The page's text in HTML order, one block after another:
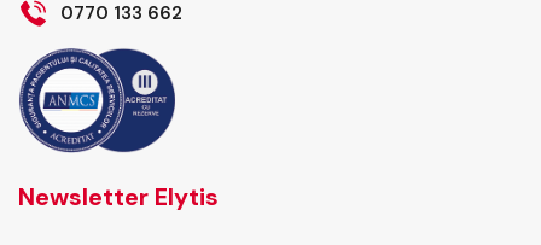
0770 133 662
Newsletter Elytis